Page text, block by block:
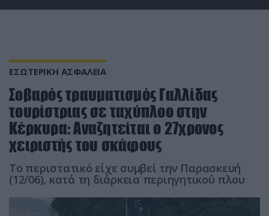
ΕΣΩΤΕΡΙΚΗ ΑΣΦΑΛΕΙΑ
Σοβαρός τραυματισμός Γαλλίδας
τουρίστριας σε ταχύπλοο στην
Κέρκυρα: Αναζητείται ο 27χρονος
χειριστής του σκάφους
Το περιστατικό είχε συμβεί την Παρασκευή
(12/06), κατά τη διάρκεια περιηγητικού πλου